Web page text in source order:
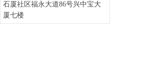
石厦社区福永大道86号兴中宝大
厦七楼